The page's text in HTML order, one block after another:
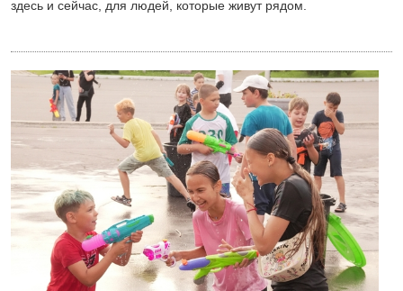
здесь и сейчас, для людей, которые живут рядом.